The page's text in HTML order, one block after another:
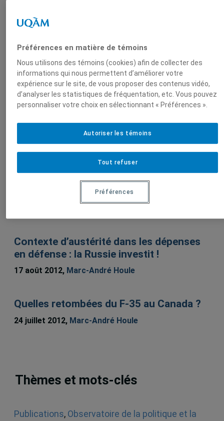
Auteurs-trices
Marc-André Houle
Idées et débats sur les questions politiques dans
Esquisse d’une économie politique de la
défense de l’Arctique
Contexte d’austérité dans les dépenses
en défense : la Russie investit !
17 août 2012, Marc-André Houle
Quelles retombées du F-35 au Canada ?
24 juillet 2012, Marc-André Houle
Thèmes et mots-clés
Publications, Observatoire de la politique et la
Préférences en matière de témoins
Nous utilisons des témoins (cookies) afin de collecter des
informations qui nous permettent d’améliorer votre
expérience sur le site, de vous proposer des contenus vidéo,
d’analyser les statistiques de fréquentation, etc. Vous pouvez
personnaliser votre choix en sélectionnant « Préférences ».
Tout refuser
Autoriser les témoins
Préférences